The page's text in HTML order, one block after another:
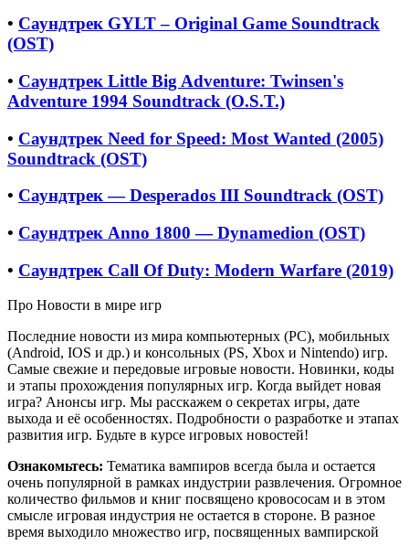
• Саундтрек GYLT – Original Game Soundtrack
(OST)
• Саундтрек Little Big Adventure: Twinsen's
Adventure 1994 Soundtrack (O.S.T.)
• Саундтрек Need for Speed: Most Wanted (2005)
Soundtrack (OST)
• Саундтрек — Desperados III Soundtrack (OST)
• Саундтрек Anno 1800 — Dynamedion (OST)
• Саундтрек Call Of Duty: Modern Warfare (2019)
Про Новости в мире игр
Последние новости из мира компьютерных (PC), мобильных
(Android, IOS и др.) и консольных (PS, Xbox и Nintendo) игр.
Самые свежие и передовые игровые новости. Новинки, коды
и этапы прохождения популярных игр. Когда выйдет новая
игра? Анонсы игр. Мы расскажем о секретах игры, дате
выхода и её особенностях. Подробности о разработке и этапах
развития игр. Будьте в курсе игровых новостей!
Ознакомьтесь: Тематика вампиров всегда была и остается
очень популярной в рамках индустрии развлечения. Огромное
количество фильмов и книг посвящено кровососам и в этом
смысле игровая индустрия не остается в стороне. В разное
время выходило множество игр, посвященных вампирской